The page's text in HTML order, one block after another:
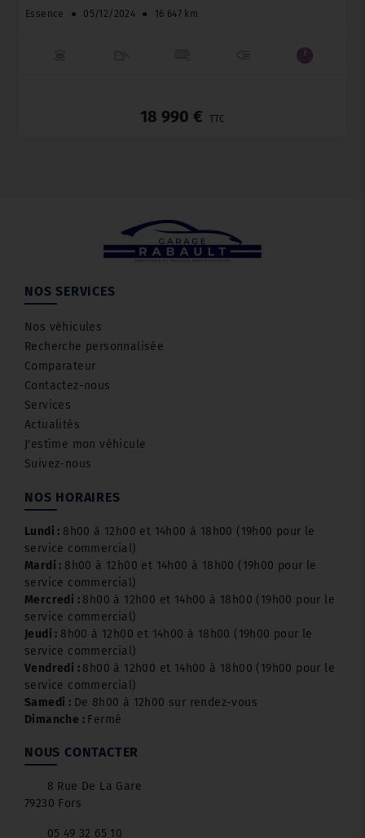
Essence ● 05/12/2024 ● 16 647 km
18 990 € TTC
NOS SERVICES
Nos véhicules
Recherche personnalisée
Comparateur
Contactez-nous
Services
Actualités
J'estime mon véhicule
Suivez-nous
NOS HORAIRES
Lundi : 8h00 à 12h00 et 14h00 à 18h00 (19h00 pour le
service commercial)
Mardi : 8h00 à 12h00 et 14h00 à 18h00 (19h00 pour le
service commercial)
Mercredi : 8h00 à 12h00 et 14h00 à 18h00 (19h00 pour le
service commercial)
Jeudi : 8h00 à 12h00 et 14h00 à 18h00 (19h00 pour le
service commercial)
Vendredi : 8h00 à 12h00 et 14h00 à 18h00 (19h00 pour le
service commercial)
Samedi : De 8h00 à 12h00 sur rendez-vous
Dimanche : Fermé
NOUS CONTACTER
8 Rue De La Gare
79230 Fors
05 49 32 65 10